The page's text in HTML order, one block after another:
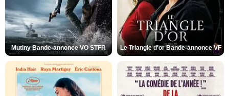
Mutiny Bande-annonce VO STFR Le Triangle d'or Bande-annonce VF